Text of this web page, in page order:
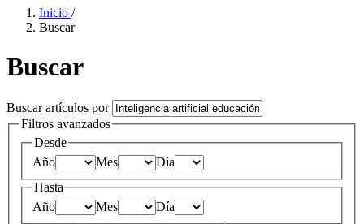
Inicio /
Buscar
Buscar
Buscar artículos por
Filtros avanzados
Desde
Año
Mes
Día
Hasta
Año
Mes
Día